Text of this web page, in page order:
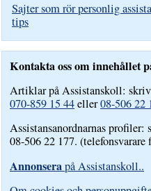
Sajter som rör personlig
tips
Kontakta oss om innehållet
Artiklar på Assistanskoll:
070-859 15 44eller08-506 22
Assistansanordnarnas
08-506 22 177. (telefonsvarare
Annonserapå Assistanskoll..